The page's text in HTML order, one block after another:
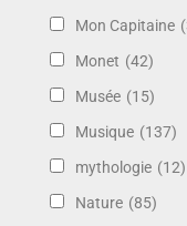
Mon Capitaine
Monet (42)
Musée (15)
Musique (137)
mythologie (12)
Nature (85)